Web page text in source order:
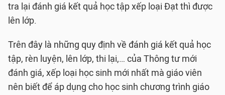
tra lại đánh giá kết quả học tập xếp loại Đạt thì được
lên lớp.
Trên đây là những quy định về đánh giá kết quả học
tập, rèn luyện, lên lớp, thi lại,… của Thông tư mới
đánh giá, xếp loại học sinh mới nhất mà giáo viên
nên biết để áp dụng cho học sinh chương trình giáo